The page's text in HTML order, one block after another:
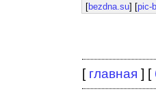
[bezdna.su] [pic-
[ главная ] [